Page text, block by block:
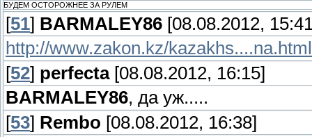
БУДЕМ ОСТОРОЖНЕЕ ЗА РУЛЕМ
[51] BARMALEY86 [08.08.2012,
http://www.zakon.kz/kazakhs....na.html
[52] perfecta[08.08.2012, 16:15]
BARMALEY86, да уж.....
[53] Rembo [08.08.2012, 16:38]